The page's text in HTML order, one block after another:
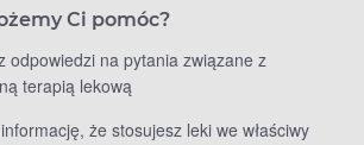
Ci pomóc?
odpowiedzi na pytania związane z
terapią lekową
że stosujesz leki we właściwy